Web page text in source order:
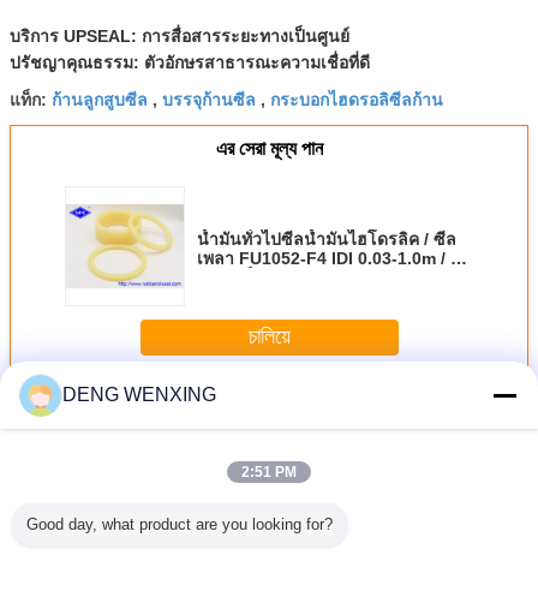
บริการ UPSEAL: การสื่อสารระยะทางเป็นศูนย์
ปรัชญาคุณธรรม: ตัวอักษรสาธารณะความเชื่อที่ดี
แท็ก: ก้านลูกสูบซีล , บรรจุก้านซีล , กระบอกไฮดรอลิซีลก้าน
এর সেরা মূল্য পান
น้ำมันทั่วไปซีลน้ำมันไฮโดรลิค / ซีล
เพลา FU1052-F4 IDI 0.03-1.0m / s
চালিয়ে
มากกว่าซีลไฮดรอลิก
DENG WENXING
2:51 PM
Good day, what product are you looking for?